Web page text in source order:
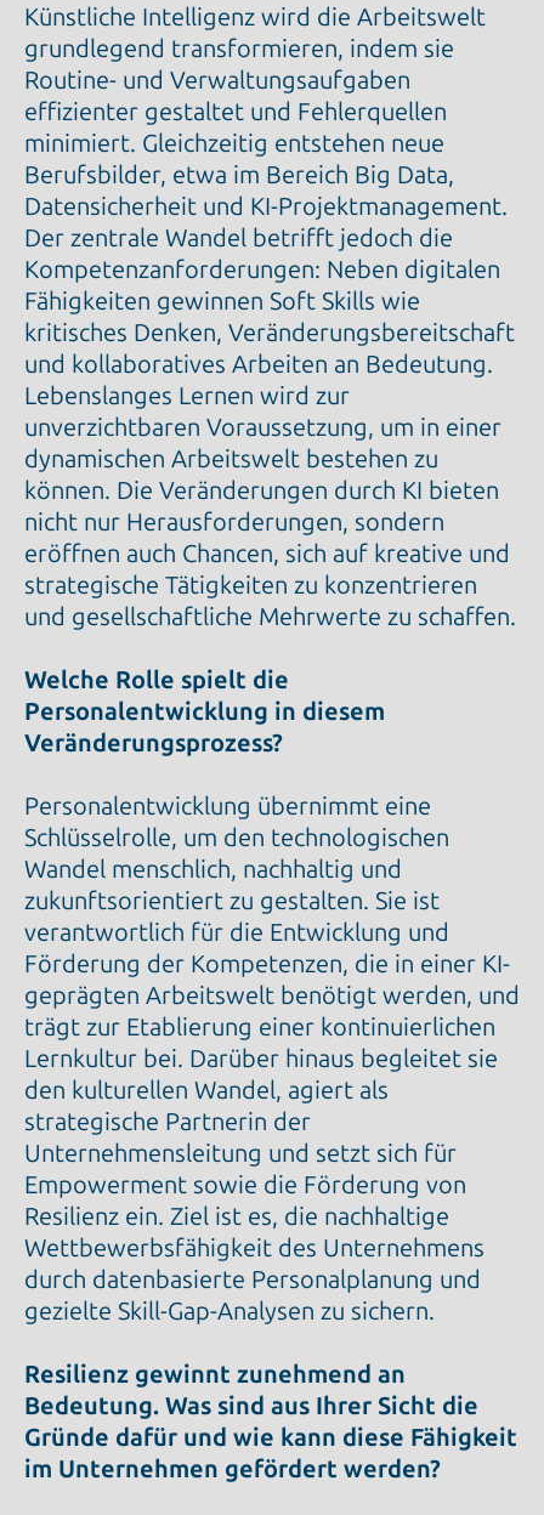
Künstliche Intelligenz wird die Arbeitswelt
grundlegend transformieren, indem sie
Routine- und Verwaltungsaufgaben
effizienter gestaltet und Fehlerquellen
minimiert. Gleichzeitig entstehen neue
Berufsbilder, etwa im Bereich Big Data,
Datensicherheit und KI-Projektmanagement.
Der zentrale Wandel betrifft jedoch die
Kompetenzanforderungen: Neben digitalen
Fähigkeiten gewinnen Soft Skills wie
kritisches Denken, Veränderungsbereitschaft
und kollaboratives Arbeiten an Bedeutung.
Lebenslanges Lernen wird zur
unverzichtbaren Voraussetzung, um in einer
dynamischen Arbeitswelt bestehen zu
können. Die Veränderungen durch KI bieten
nicht nur Herausforderungen, sondern
eröffnen auch Chancen, sich auf kreative und
strategische Tätigkeiten zu konzentrieren
und gesellschaftliche Mehrwerte zu schaffen.
Welche Rolle spielt die
Personalentwicklung in diesem
Veränderungsprozess?
Personalentwicklung übernimmt eine
Schlüsselrolle, um den technologischen
Wandel menschlich, nachhaltig und
zukunftsorientiert zu gestalten. Sie ist
verantwortlich für die Entwicklung und
Förderung der Kompetenzen, die in einer KI-
geprägten Arbeitswelt benötigt werden, und
trägt zur Etablierung einer kontinuierlichen
Lernkultur bei. Darüber hinaus begleitet sie
den kulturellen Wandel, agiert als
strategische Partnerin der
Unternehmensleitung und setzt sich für
Empowerment sowie die Förderung von
Resilienz ein. Ziel ist es, die nachhaltige
Wettbewerbsfähigkeit des Unternehmens
durch datenbasierte Personalplanung und
gezielte Skill-Gap-Analysen zu sichern.
Resilienz gewinnt zunehmend an
Bedeutung. Was sind aus Ihrer Sicht die
Gründe dafür und wie kann diese Fähigkeit
im Unternehmen gefördert werden?